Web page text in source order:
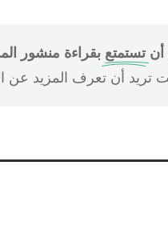
أن تستمتع بقراءة منشور
تريد أن تعرف المزيد عن